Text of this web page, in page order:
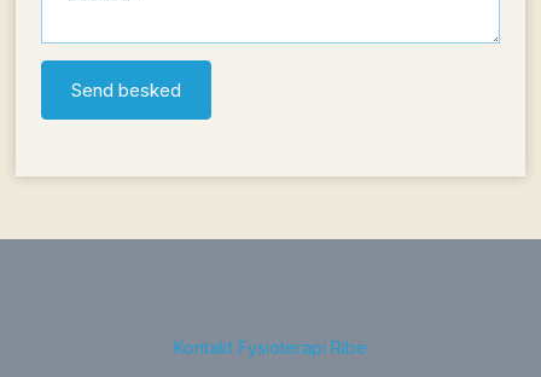
Kontakt Fysioterapi Ribe